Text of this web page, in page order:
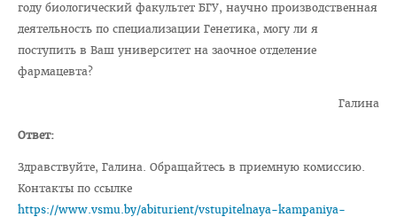
План приема на целевые места
Пункты оформления и выдачи договоров о целевой
подготовке-2026
Заказчик: организации спорта
Заказчик: Государственный комитет судебных экспертиз
Заказчик: организации системы труда и соцзащиты
году биологический факультет БГУ, научно производственная
деятельность по специализации Генетика, могу ли я
поступить в Ваш университет на заочное отделение
фармацевта?
Галина
Ответ:
Здравствуйте, Галина. Обращайтесь в приемную комиссию.
Контакты по ссылке
https://www.vsmu.by/abiturient/vstupitelnaya-kampaniya-